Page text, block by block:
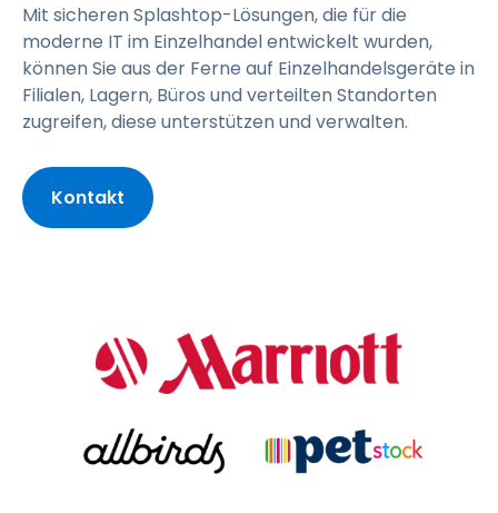
Mit sicheren Splashtop-Lösungen, die für die
moderne IT im Einzelhandel entwickelt wurden,
können Sie aus der Ferne auf Einzelhandelsgeräte in
Filialen, Lagern, Büros und verteilten Standorten
zugreifen, diese unterstützen und verwalten.
Kontakt